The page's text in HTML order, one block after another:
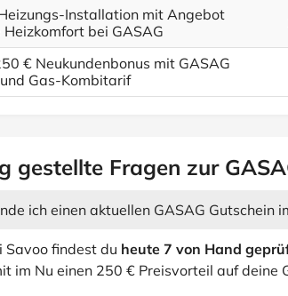
Installation mit Angebot
bei GASAG
€ Neukundenbonus mit GASAG
Gas-Kombitarif
gestellte Fragen zur
ich einen aktuellen GASAG Gutschein
Savoo findest du heute 7 von Hand
im Nu einen 250 € Preisvorteil auf deine